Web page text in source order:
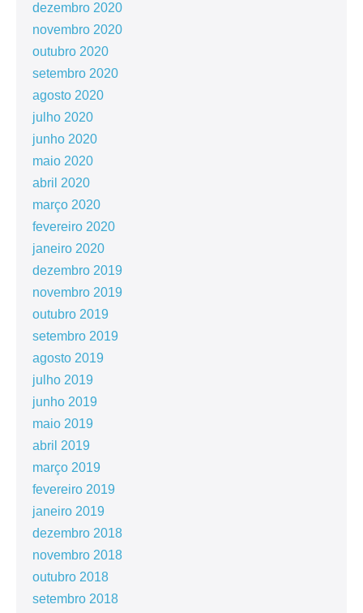
dezembro 2020
novembro 2020
outubro 2020
setembro 2020
agosto 2020
julho 2020
junho 2020
maio 2020
abril 2020
março 2020
fevereiro 2020
janeiro 2020
dezembro 2019
novembro 2019
outubro 2019
setembro 2019
agosto 2019
julho 2019
junho 2019
maio 2019
abril 2019
março 2019
fevereiro 2019
janeiro 2019
dezembro 2018
novembro 2018
outubro 2018
setembro 2018